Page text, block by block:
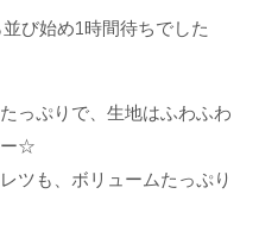
び始め1時間待ちでした
っぷりで、生地はふわふわ
ー☆
ツも、ボリュームたっぷり